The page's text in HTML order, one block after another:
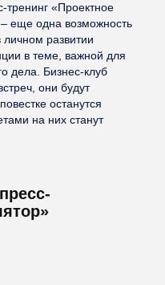
тренинг «Проектное
еще одна возможность
развитии
в теме, важной для
дела. Бизнес-клуб
они будут
останутся
на них станут